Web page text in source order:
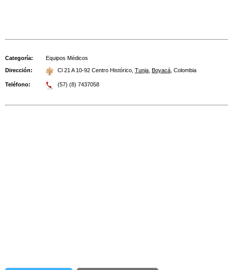
Categoría:
Equipos Médicos
Dirección:
Cl 21 A 10-92 Centro Histórico Tunja Boyacá Colombia
Teléfono: (57) (8) 7437058